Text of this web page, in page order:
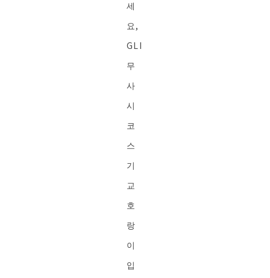
세
요,
GLI
무
사
시
코
스
기
교
호
랑
이
입